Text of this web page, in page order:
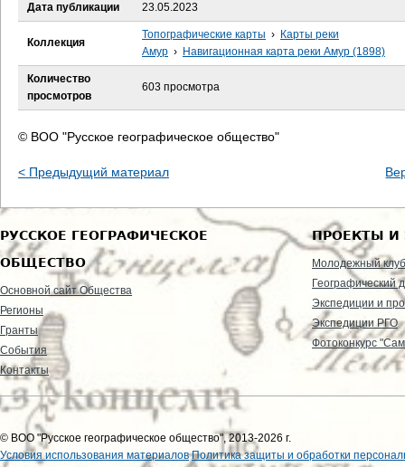
Дата публикации 23.05.2023
Коллекция
Топографические карты › Карты реки
Амур › Навигационная карта реки Амур (1898)
Количество
просмотров
603 просмотра
© ВОО "Русское географическое общество"
< Предыдущий материал
РУССКОЕ ГЕОГРАФИЧЕСКОЕ
ОБЩЕСТВО
Основной сайт Общества
Регионы
Гранты
События
Контакты
ПРОЕКТЫ И
Молодежный клуб
Географический
Экспедиции и
Экспедиции РГО
Фотоконкурс
© ВОО "Русское географическое общество", 2013-2026 г.
Условия использования материалов Политика защиты и обработки